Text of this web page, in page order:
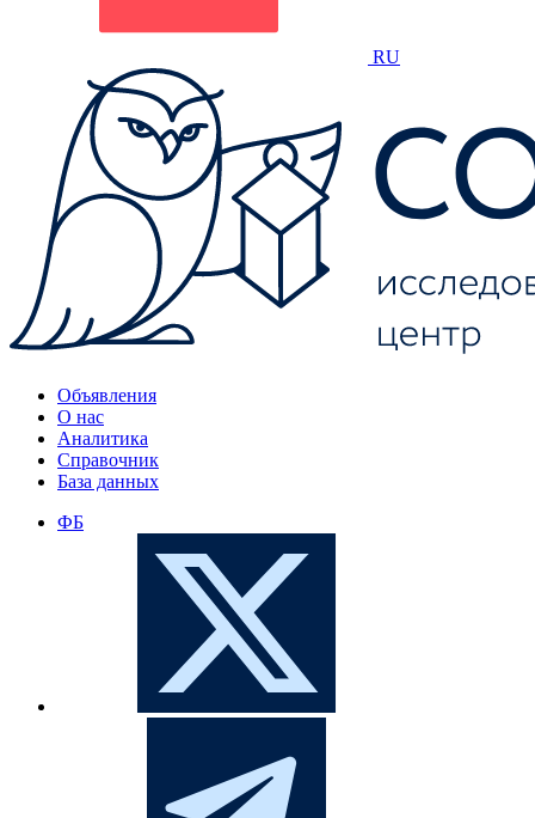
RU
Объявления
О нас
Аналитика
Справочник
База данных
ФБ